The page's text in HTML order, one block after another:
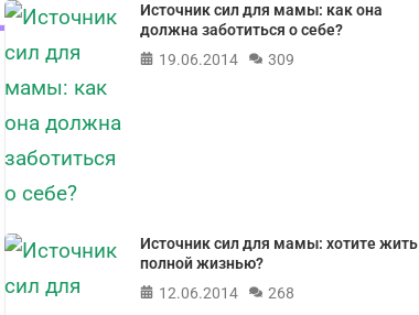
Источник сил для мамы: как она
должна заботиться о себе?
19.06.2014
309
Источник сил для мамы: хотите жить
полной жизнью?
12.06.2014
268